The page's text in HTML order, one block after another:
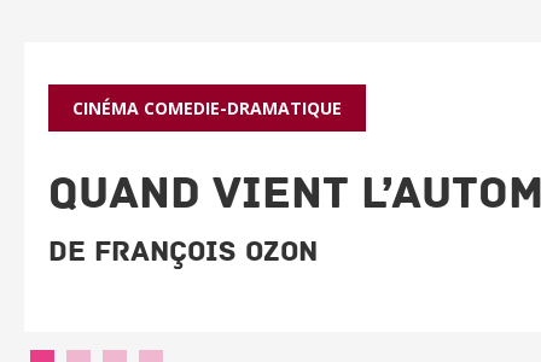
CINÉMA COMEDIE-DRAMATIQUE
QUAND VIENT
De François Ozon